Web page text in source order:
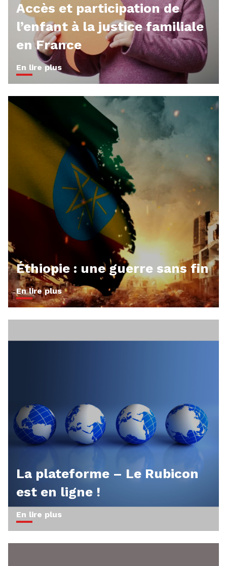
Accès et participation de
l’enfant à la justice familiale
en France
En lire plus
Éthiopie : une guerre sans fin
En lire plus
La plateforme – Le Rubicon
est en ligne !
En lire plus